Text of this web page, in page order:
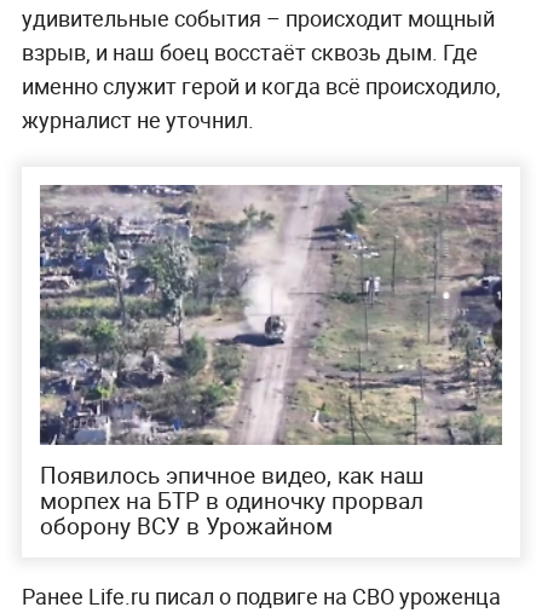
удивительные события – происходит мощный
взрыв, и наш боец восстаёт сквозь дым. Где
именно служит герой и когда всё происходило,
журналист не уточнил.
Появилось эпичное видео, как наш
морпех на БТР в одиночку прорвал
оборону ВСУ в Урожайном
Ранее Life.ru писал о подвиге на СВО уроженца